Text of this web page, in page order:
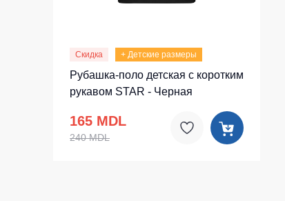
Скидка + Детские размеры
Рубашка-поло детская c коротким
рукавом STAR - Черная
165 MDL
240 MDL